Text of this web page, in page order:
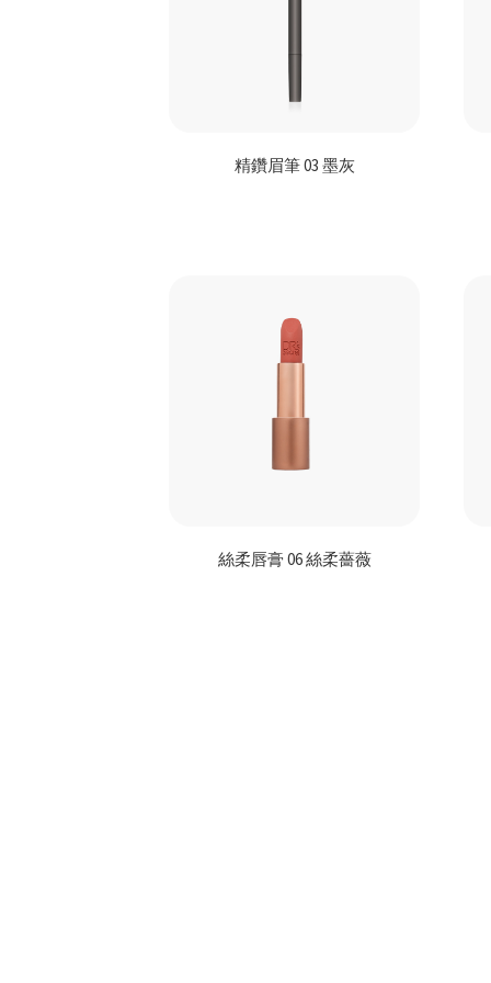
精鑽眉筆 03 墨灰
絲柔唇膏 06 絲柔薔薇